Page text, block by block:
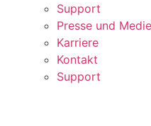
Support
Presse und
Karriere
Kontakt
Support